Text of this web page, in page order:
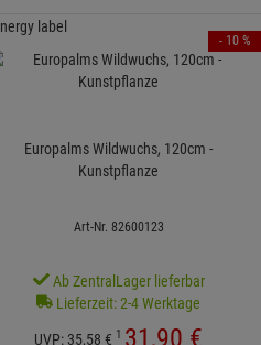
Europalms Wildwuchs, 120cm -
Kunstpflanze
Art-Nr. 82600123
Ab ZentralLager lieferbar
Lieferzeit: 2-4 Werktage
UVP: 35,58 € 1 31,90 €
- 10 %